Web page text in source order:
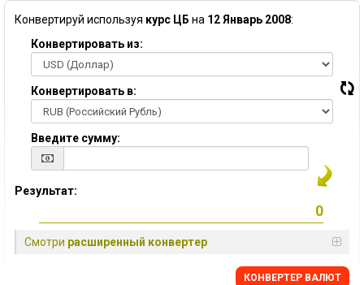
Конвертируй используя курс ЦБ на 12 Январь 2008:
Конвертировать из:
Конвертировать в:
Введите сумму:
Результат:
Смотри расширенный конвертер
КОНВЕРТЕР ВАЛЮТ